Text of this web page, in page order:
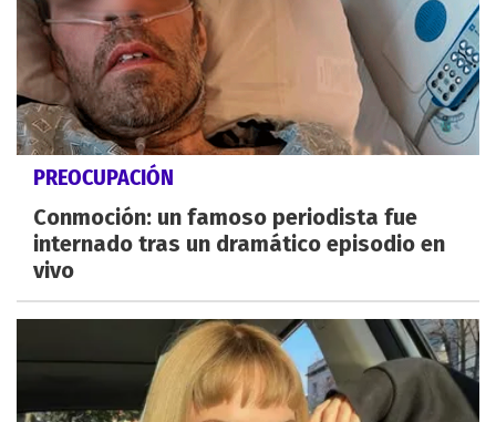
PREOCUPACIÓN
Conmoción: un famoso periodista fue
internado tras un dramático episodio en
vivo